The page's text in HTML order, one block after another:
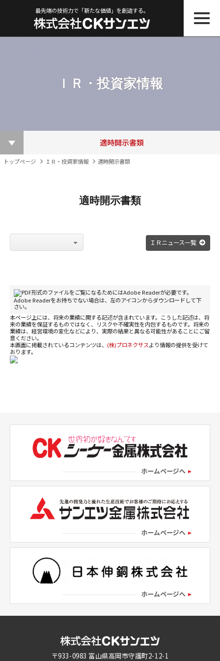
最先端の技術力で「新たな価値」を創造する。
ＩＲ・投資家情報
ＩＲニュース一覧
決算短信
適時開示書類
株主総会関連資料
その他ＩＲ資料
株主優待制度
電子公告
株価情報
トップページ ＩＲ・投資家情報 適時開示書類
適時開示書類
ＩＲニュース一覧
PDF形式のファイルをご覧になるためにはAdobe Readerが必要です。
Adobe Readerをお持ちでない場合は、左のアイコンからダウンロードして下
さい。
本ページ上には、将来の業績に関する記述が含まれています。こうした記述は、将
来の業績を保証するものではなく、リスクや不確実性を内包するものです。将来の
業績は、経営環境の変化などにより、実際の結果と異なる可能性があることにご留
意ください。
本画面に掲載されているコンテンツは、 (株)プロネクサスより情報の提供を受けて
おります。
〒933-0983 富山県高岡市守護町2-12-1